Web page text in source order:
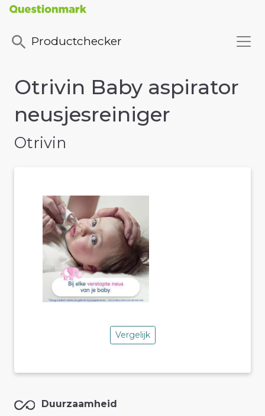
Productchecker
Otrivin Baby aspirator
neusjesreiniger
Otrivin
Vergelijk
Duurzaamheid